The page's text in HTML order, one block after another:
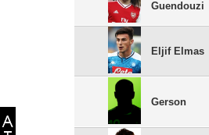
Guendouzi
Eljif Elmas
Gerson